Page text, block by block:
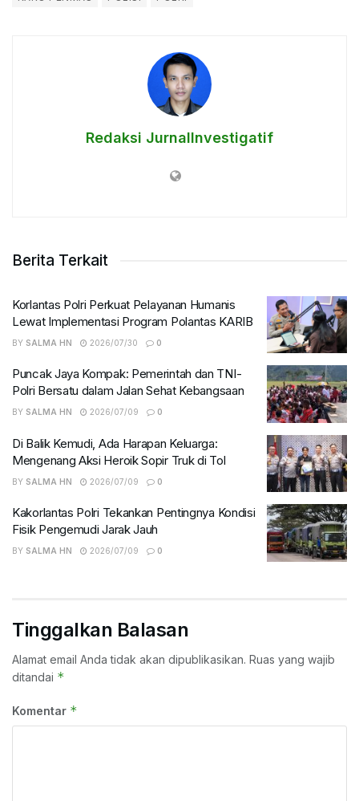
Redaksi JurnalInvestigatif
Berita Terkait
Korlantas Polri Perkuat Pelayanan Humanis
Lewat Implementasi Program Polantas KARIB
BY SALMA HN 2026/07/30 0
Puncak Jaya Kompak: Pemerintah dan TNI-
Polri Bersatu dalam Jalan Sehat Kebangsaan
BY SALMA HN 2026/07/09 0
Di Balik Kemudi, Ada Harapan Keluarga:
Mengenang Aksi Heroik Sopir Truk di Tol
BY SALMA HN 2026/07/09 0
Kakorlantas Polri Tekankan Pentingnya Kondisi
Fisik Pengemudi Jarak Jauh
BY SALMA HN 2026/07/09 0
Tinggalkan Balasan
Alamat email Anda tidak akan dipublikasikan. Ruas yang wajib
ditandai *
Komentar *